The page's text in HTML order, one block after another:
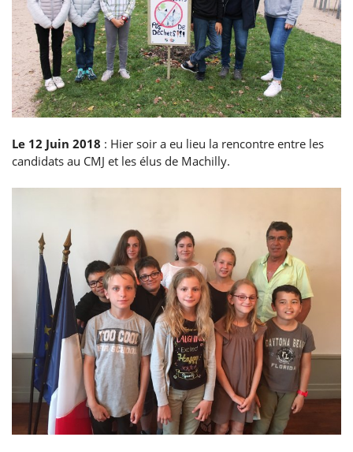
Le 12 Juin 2018 : Hier soir a eu lieu la rencontre entre les
candidats au CMJ et les élus de Machilly.